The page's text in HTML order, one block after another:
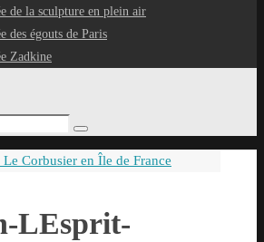
de la sculpture en plein air
des égouts de Paris
Zadkine
Rechercher
Le Corbusier en Île de France
LEsprit-